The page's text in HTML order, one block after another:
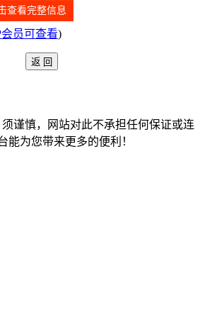
查看完整信息
员可查看)
谨慎，网站对此不承担任何保证或连
能为您带来更多的便利！